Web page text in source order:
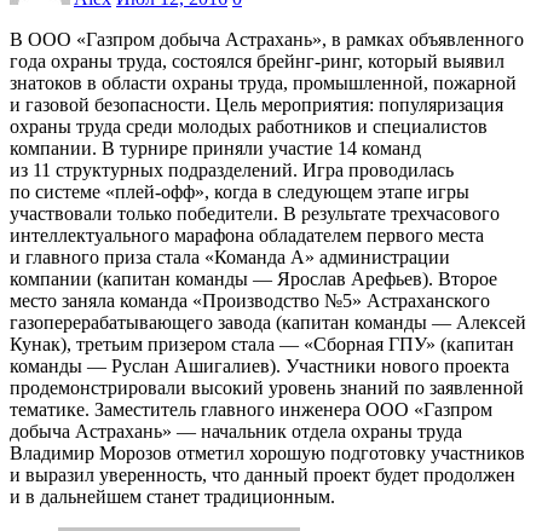
В ООО «Газпром добыча Астрахань», в рамках объявленного
года охраны труда, состоялся брейнг-ринг, который выявил
знатоков в области охраны труда, промышленной, пожарной
и газовой безопасности. Цель мероприятия: популяризация
охраны труда среди молодых работников и специалистов
компании. В турнире приняли участие 14 команд
из 11 структурных подразделений. Игра проводилась
по системе «плей-офф», когда в следующем этапе игры
участвовали только победители. В результате трехчасового
интеллектуального марафона обладателем первого места
и главного приза стала «Команда А» администрации
компании (капитан команды — Ярослав Арефьев). Второе
место заняла команда «Производство №5» Астраханского
газоперерабатывающего завода (капитан команды — Алексей
Кунак), третьим призером стала — «Сборная ГПУ» (капитан
команды — Руслан Ашигалиев). Участники нового проекта
продемонстрировали высокий уровень знаний по заявленной
тематике. Заместитель главного инженера ООО «Газпром
добыча Астрахань» — начальник отдела охраны труда
Владимир Морозов отметил хорошую подготовку участников
и выразил уверенность, что данный проект будет продолжен
и в дальнейшем станет традиционным.